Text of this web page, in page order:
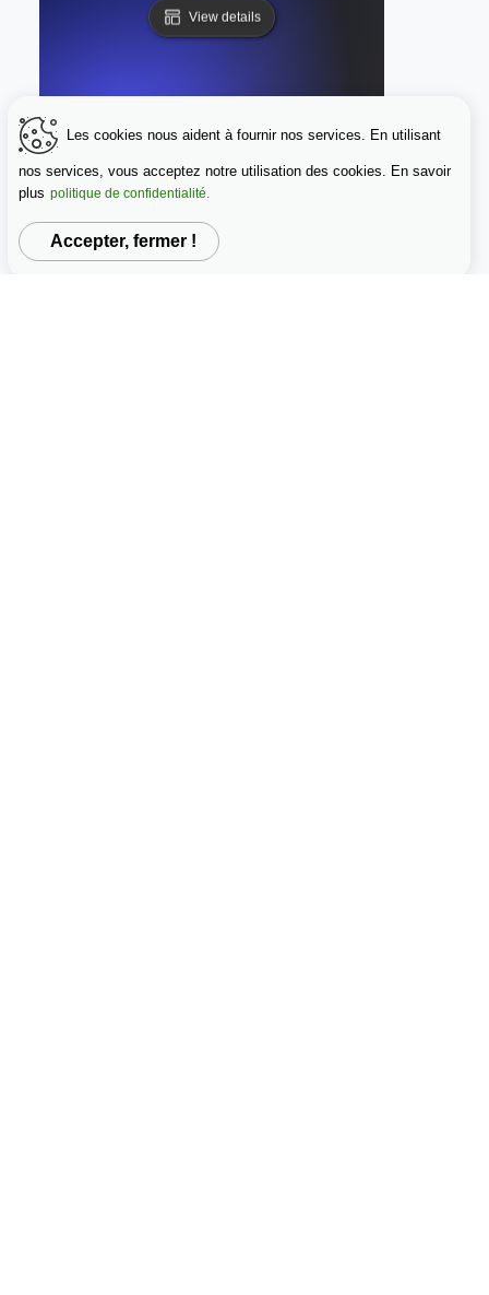
View details
Les cookies nous aident à fournir nos services. En utilisant
nos services, vous acceptez notre utilisation des cookies. En savoir
plus politique de confidentialité.
Accepter, fermer !